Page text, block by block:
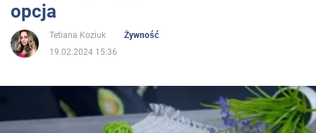
Rozrywka
Polityka
opcja
Tetiana Koziuk
Żywność
19.02.2024 15:36